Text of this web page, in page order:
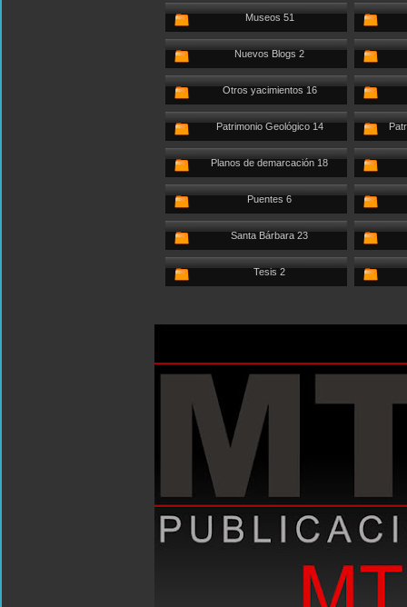
Museos 51
Nuevos Blogs 2
Otros yacimientos 16
Patrimonio Geológico 14
Planos de demarcación 18
Puentes 6
Santa Bárbara 23
Tesis 2